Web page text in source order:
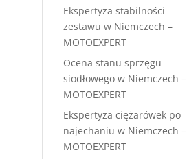
Ekspertyza stabilności
zestawu w Niemczech –
MOTOEXPERT
Ocena stanu sprzęgu
siodłowego w Niemczech –
MOTOEXPERT
Ekspertyza ciężarówek po
najechaniu w Niemczech –
MOTOEXPERT